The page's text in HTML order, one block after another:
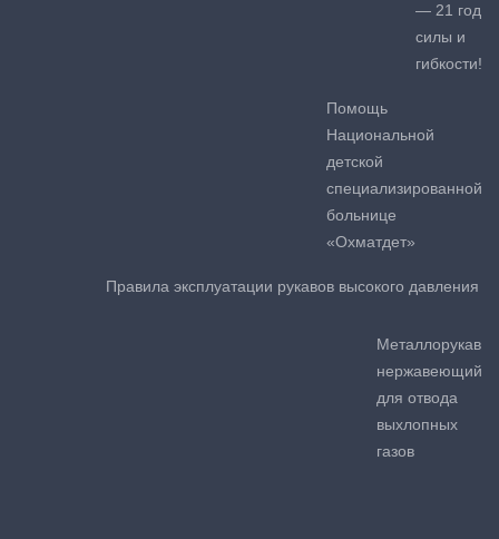
— 21 год
силы и
гибкости!
Помощь
Национальной
детской
специализированной
больнице
«Охматдет»
Правила эксплуатации рукавов высокого давления
Металлорукав
нержавеющий
для отвода
выхлопных
газов